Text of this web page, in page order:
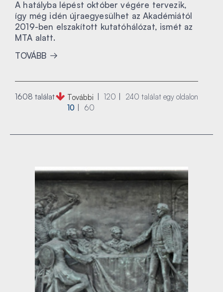
A hatályba lépést október végére tervezik,
így még idén újraegyesülhet az Akadémiától
2019-ben elszakított kutatóhálózat, ismét az
MTA alatt.
TOVÁBB
1608 találat További 240 találat egy oldalon
120
60
10